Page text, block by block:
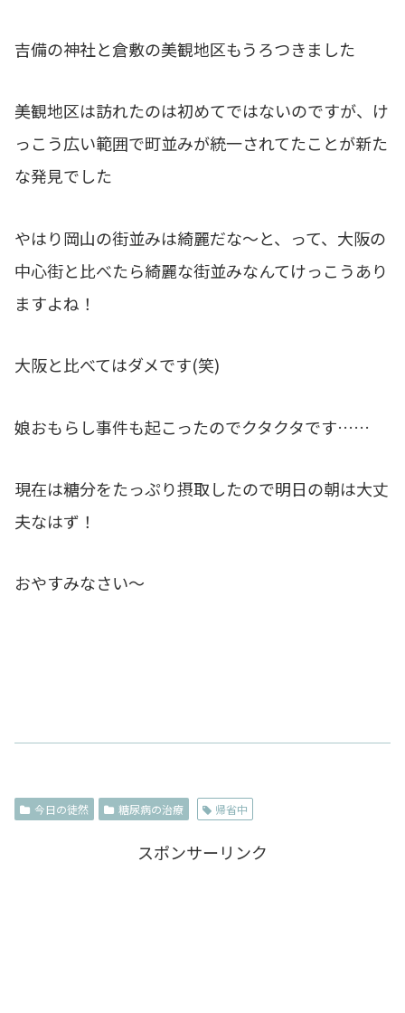
吉備の神社と倉敷の美観地区もうろつきました
美観地区は訪れたのは初めてではないのですが、け
っこう広い範囲で町並みが統一されてたことが新た
な発見でした
やはり岡山の街並みは綺麗だな～と、って、大阪の
中心街と比べたら綺麗な街並みなんてけっこうあり
ますよね！
大阪と比べてはダメです(笑)
娘おもらし事件も起こったのでクタクタです……
現在は糖分をたっぷり摂取したので明日の朝は大丈
夫なはず！
おやすみなさい～
今日の徒然 糖尿病の治療 帰省中
スポンサーリンク